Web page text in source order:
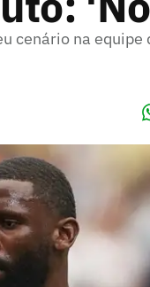
cenário na